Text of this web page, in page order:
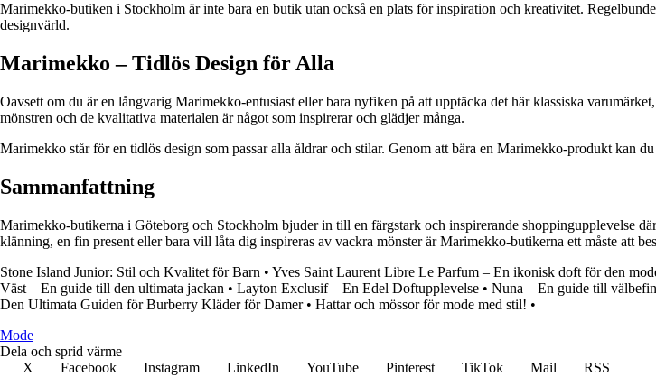
Marimekko-butiken i Stockholm är inte bara en butik utan också en plats för inspiration och kreativitet.
designvärld.
Marimekko – Tidlös Design för Alla
Oavsett om du är en långvarig Marimekko-entusiast eller bara nyfiken på att upptäcka det här klassiska
mönstren och de kvalitativa materialen är något som inspirerar och glädjer många.
Marimekko står för en tidlös design som passar alla åldrar och stilar. Genom att bära en Marimekko-produkt kan
Sammanfattning
Marimekko-butikerna i Göteborg och Stockholm bjuder in till en färgstark och inspirerande shoppingupplevelse
klänning, en fin present eller bara vill låta dig inspireras av vackra mönster är Marimekko-butikerna ett måste att
Stone Island Junior: Stil och Kvalitet för Barn • Yves Saint Laurent Libre Le Parfum – En ikonisk doft för den
Väst – En guide till den ultimata jackan • Layton Exclusif – En Edel Doftupplevelse • Nuna – En guide till
Den Ultimata Guiden för Burberry Kläder för Damer• Hattar och mössor för mode med stil! •
Mode
Dela och sprid värme
X
Facebook Instagram LinkedIn YouTube Pinterest TikTok Mail
RSS